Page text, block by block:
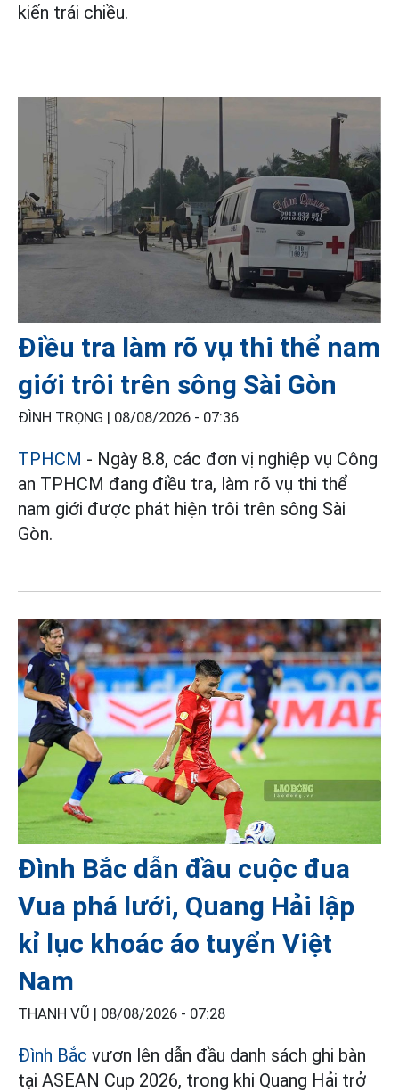
kiến trái chiều.
Điều tra làm rõ vụ thi thể nam
giới trôi trên sông Sài Gòn
ĐÌNH TRỌNG | 08/08/2026 - 07:36
TPHCM - Ngày 8.8, các đơn vị nghiệp vụ Công
an TPHCM đang điều tra, làm rõ vụ thi thể
nam giới được phát hiện trôi trên sông Sài
Gòn.
Đình Bắc dẫn đầu cuộc đua
Vua phá lưới, Quang Hải lập
kỉ lục khoác áo tuyển Việt
Nam
THANH VŨ | 08/08/2026 - 07:28
Đình Bắc vươn lên dẫn đầu danh sách ghi bàn
tại ASEAN Cup 2026, trong khi Quang Hải trở